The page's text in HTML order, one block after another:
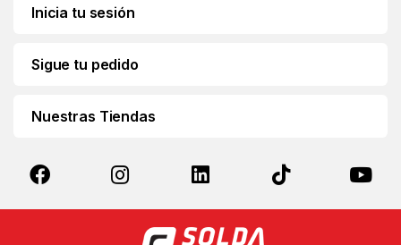
Inicia tu sesión
Sigue tu pedido
Nuestras Tiendas